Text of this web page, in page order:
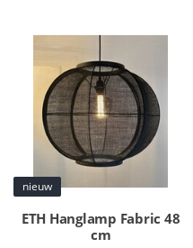
nieuw
ETH Hanglamp Fabric 48
cm